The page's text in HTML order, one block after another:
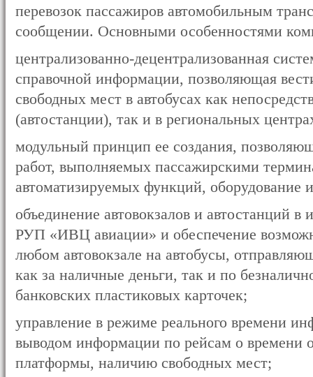
перевозок пассажиров автомобильным
сообщении. Основными особенностями
централизованно-децентрализованная
справочной информации, позволяющая
свободных мест в автобусах как
(автостанции), так и в региональных
модульный принцип ее создания,
работ, выполняемых пассажирскими
автоматизируемых функций, оборудование
объединение автовокзалов и автостанций
РУП «ИВЦ авиации» и обеспечение
любом автовокзале на автобусы,
как за наличные деньги, так и по
банковских пластиковых карточек;
управление в режиме реального времени
выводом информации по рейсам о времени
платформы, наличию свободных мест;